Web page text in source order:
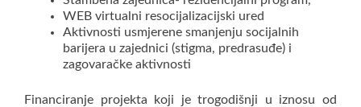
WEB virtualni resocijalizacijski ured
Aktivnosti usmjerene smanjenju socijalnih
barijera u zajednici (stigma, predrasuđe) i
zagovaračke aktivnosti
Financiranje projekta koji je trogodišnji u iznosu od